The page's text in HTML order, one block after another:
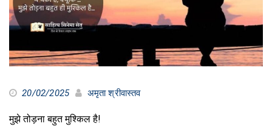
20/02/2025 अमृता श्रीवास्तव
मुझे तोड़ना बहुत मुश्किल है!